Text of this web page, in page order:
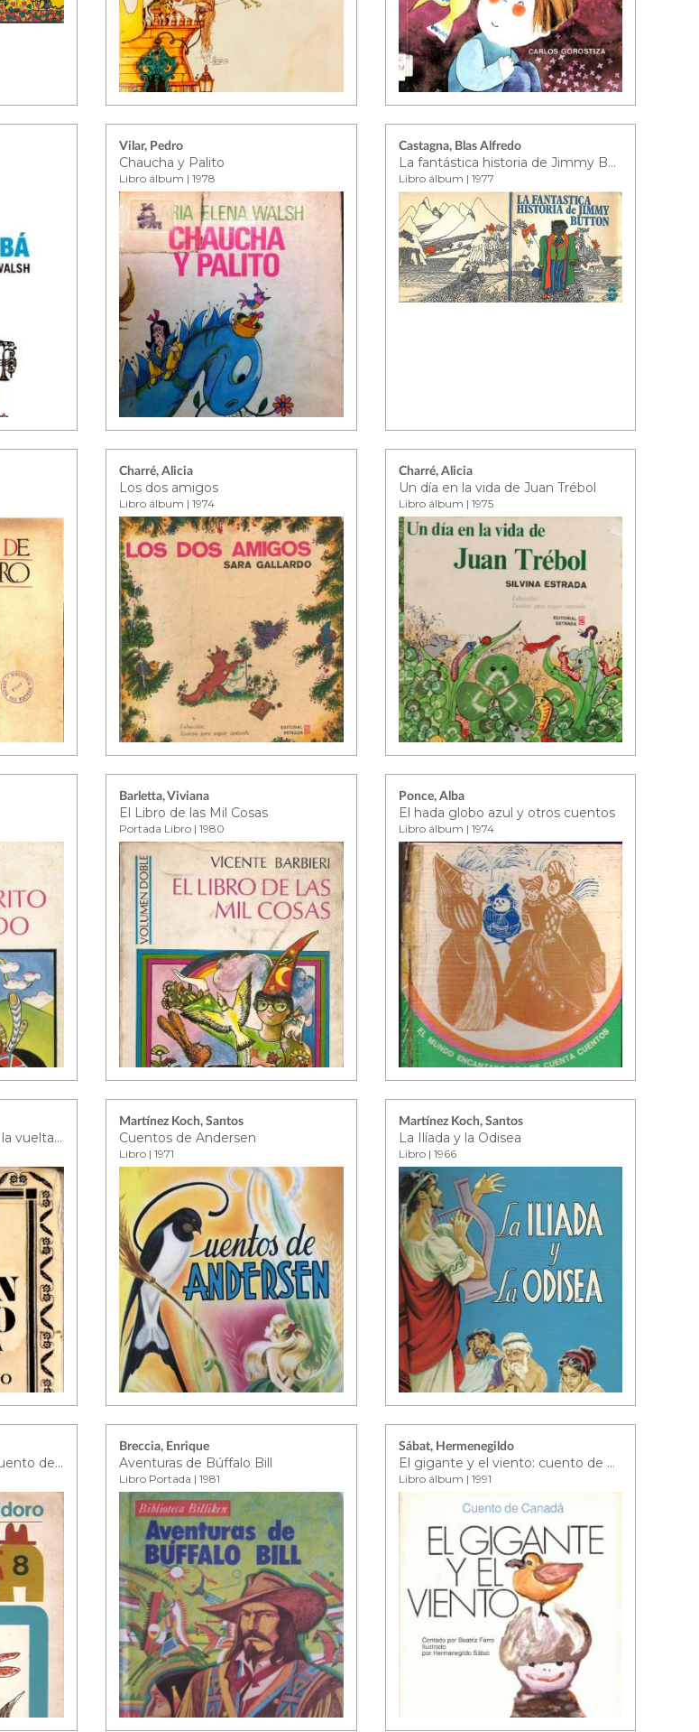
Vilar, Pedro
Chaucha y Palito
Libro álbum | 1978
Castagna, Blas Alfredo
La fantástica historia de Jimmy Button
Libro álbum | 1977
Charré, Alicia
Los dos amigos
Libro álbum | 1974
Charré, Alicia
Un día en la vida de Juan Trébol
Libro álbum | 1975
Barletta, Viviana
El Libro de las Mil Cosas
Portada Libro | 1980
Ponce, Alba
El hada globo azul y otros cuentos
Libro álbum | 1974
El gaucho Martín Fierro y la vuelta de Martín Fierro
Martínez Koch, Santos
Cuentos de Andersen
Libro | 1971
Martínez Koch, Santos
La Ilíada y la Odisea
Libro | 1966
El viaje de los animales: cuento de Polonia
Breccia, Enrique
Aventuras de Búffalo Bill
Libro Portada | 1981
Sábat, Hermenegildo
El gigante y el viento: cuento de Canadá
Libro álbum | 1991